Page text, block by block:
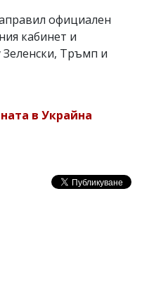
официален
кабинет и
Тръмп и
в Украйна